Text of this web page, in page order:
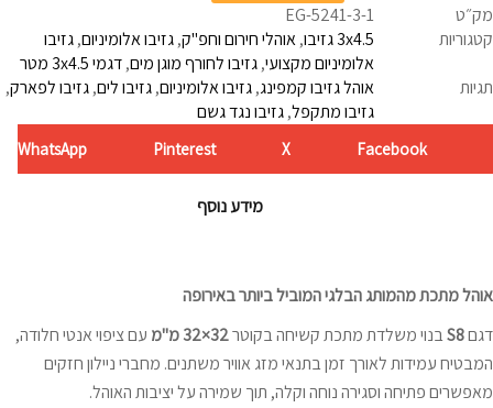
מק״ט
EG-5241-3-1
קטגוריות
3x4.5 גזיבו ,אוהלי חירום וחפ"ק,גזיבו אלומיניום,גזיבו
אלומיניום מקצועי,גזיבו לחורף מוגן מים,דגמי 3x4.5 מטר
תגיות
אוהל גזיבו קמפינג,גזיבו אלומיניום,גזיבו לים,גזיבו לפארק,
גזיבו מתקפל,גזיבו נגד גשם
Facebook
X
Pinterest
WhatsApp
מידע נוסף
אוהל מתכת מהמותג הבלגי המוביל ביותר באירופה
דגםS8בנוי משלדת מתכת קשיחה בקוטר32×32 מ"מ
עם ציפוי אנטי חלודה,
המבטיח עמידות לאורך זמן בתנאי מזג אוויר משתנים. מחברי ניילון חזקים
מאפשרים פתיחה וסגירה נוחה וקלה, תוך שמירה על יציבות האוהל.